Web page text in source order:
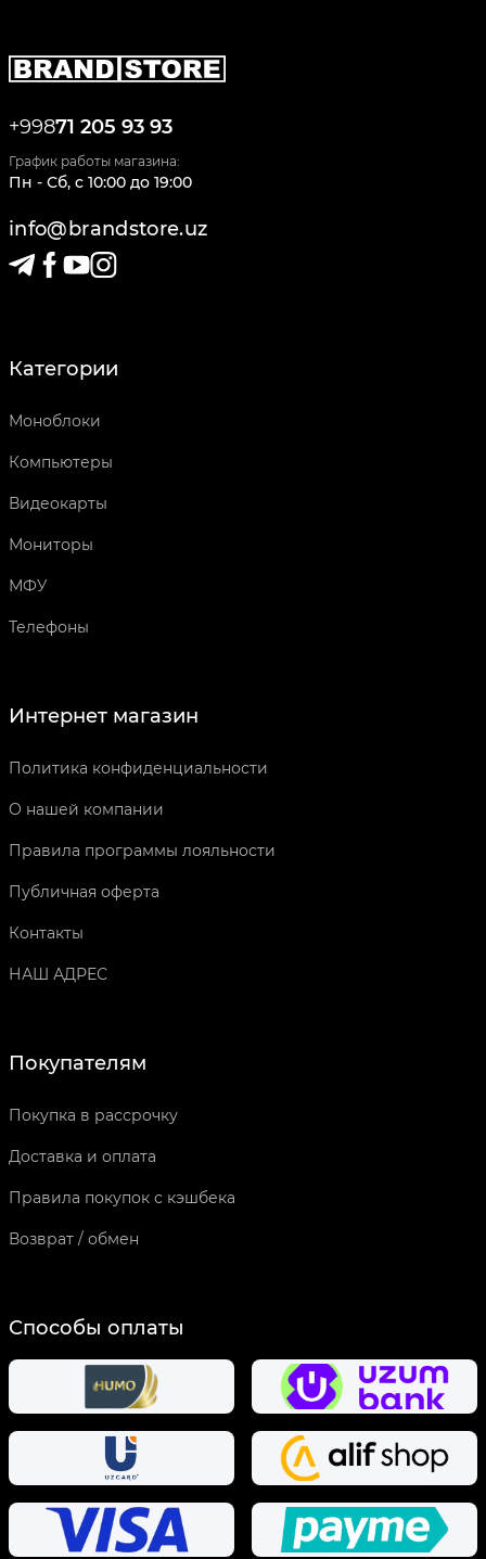
+99871 205 93 93
График работы магазина:
Пн - Сб, c 10:00 до 19:00
info@brandstore.uz
Категории
Моноблоки
Компьютеры
Видеокарты
Мониторы
МФУ
Телефоны
Интернет магазин
Политика конфиденциальности
О нашей компании
Правила программы лояльности
Публичная оферта
Контакты
НАШ АДРЕС
Покупателям
Покупка в рассрочку
Доставка и оплата
Правила покупок с кэшбека
Возврат / обмен
Способы оплаты